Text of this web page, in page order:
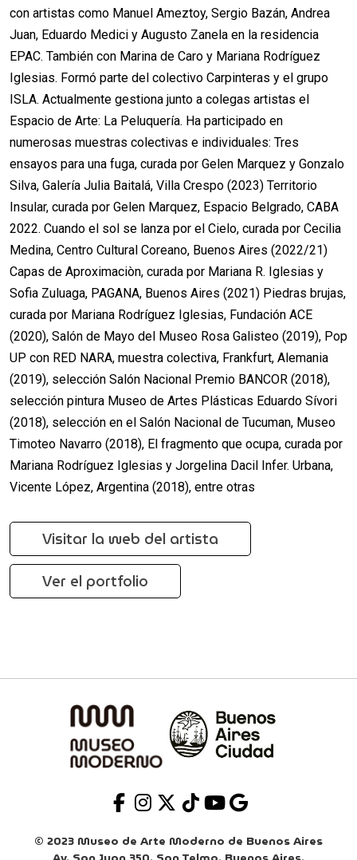
con artistas como Manuel Ameztoy, Sergio Bazán, Andrea
Juan, Eduardo Medici y Augusto Zanela en la residencia
EPAC. También con Marina de Caro y Mariana Rodríguez
Iglesias. Formó parte del colectivo Carpinteras y el grupo
ISLA. Actualmente gestiona junto a colegas artistas el
Espacio de Arte: La Peluquería. Ha participado en
numerosas muestras colectivas e individuales: Tres
ensayos para una fuga, curada por Gelen Marquez y Gonzalo
Silva, Galería Julia Baitalá, Villa Crespo (2023) Territorio
Insular, curada por Gelen Marquez, Espacio Belgrado, CABA
2022. Cuando el sol se lanza por el Cielo, curada por Cecilia
Medina, Centro Cultural Coreano, Buenos Aires (2022/21)
Capas de Aproximaciòn, curada por Mariana R. Iglesias y
Sofia Zuluaga, PAGANA, Buenos Aires (2021) Piedras brujas,
curada por Mariana Rodríguez Iglesias, Fundación ACE
(2020), Salón de Mayo del Museo Rosa Galisteo (2019), Pop
UP con RED NARA, muestra colectiva, Frankfurt, Alemania
(2019), selección Salón Nacional Premio BANCOR (2018),
selección pintura Museo de Artes Plásticas Eduardo Sívori
(2018), selección en el Salón Nacional de Tucuman, Museo
Timoteo Navarro (2018), El fragmento que ocupa, curada por
Mariana Rodríguez Iglesias y Jorgelina Dacil Infer. Urbana,
Vicente López, Argentina (2018), entre otras
Visitar la web del artista
Ver el portfolio
© 2023 Museo de Arte Moderno de Buenos Aires